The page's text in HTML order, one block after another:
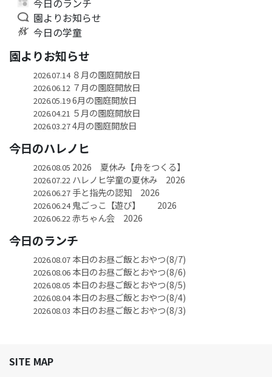
今日のランチ
園よりお知らせ
今日の学童
園よりお知らせ
2026.07.14８月の園庭開放日
2026.06.12７月の園庭開放日
2026.05.196月の園庭開放日
2026.04.21 ５月の園庭開放日
2026.03.274月の園庭開放日
今日のハレノヒ
2026.08.05 2026 夏休み【舟をつくる】
2026.07.22ハレノヒ学童の夏休み 2026
2026.06.27手と指先の認知 2026
2026.06.24鬼ごっこ【遊び】 2026
2026.06.22赤ちゃん会 2026
今日のランチ
2026.08.07本日のお昼ご飯とおやつ(8/7)
2026.08.06本日のお昼ご飯とおやつ(8/6)
2026.08.05 本日のお昼ご飯とおやつ(8/5)
2026.08.04本日のお昼ご飯とおやつ(8/4)
2026.08.03 本日のお昼ご飯とおやつ(8/3)
SITE MAP